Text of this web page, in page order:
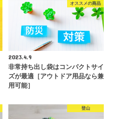
オススメの商品
2023.4.9
非常持ち出し袋はコンパクトサイ
ズが最適［アウトドア用品なら兼
用可能］
登山